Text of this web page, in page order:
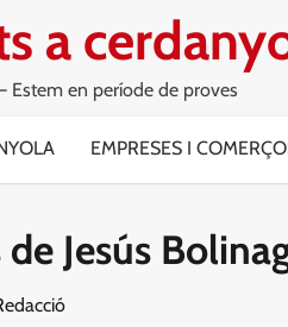
a
Estem en període de proves
EMPRESES I
Jesús